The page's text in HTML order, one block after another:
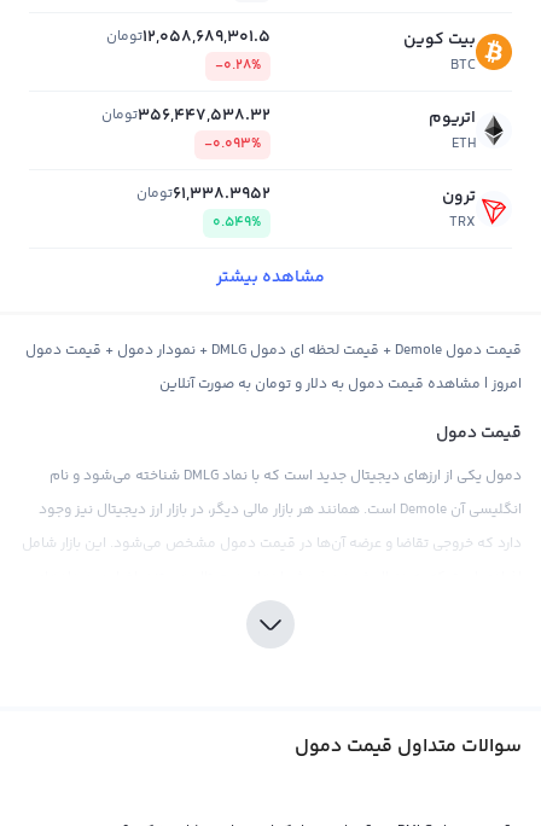
بیت کوین
BTC
12,058,689,301.5تومان
-0.28%
اتریوم
ETH
356,447,538.32تومان
-0.093%
ترون
TRX
61,338.3952تومان
0.549%
مشاهده بیشتر
قیمت دمول Demole + قیمت لحظه ای دمول DMLG + نمودار دمول + قیمت دمول
امروز | مشاهده قیمت دمول به دلار و تومان به صورت آنلاین
قیمت دمول
دمول یکی از ارزهای دیجیتال جدید است که با نماد DMLG شناخته می‌شود و نام
انگلیسی آن Demole است. همانند هر بازار مالی دیگر، در بازار ارز دیجیتال نیز وجود
دارد که خروجی تقاضا و عرضه آن‌ها در قیمت دمول مشخص می‌شود. این بازار شامل
مختلف نیز می‌توانند تاثیر قابل ملاحظه‌ای بر روی نمودار قیمت دمول داشته باشند.
دیجیتال است و معمولا قیمت آن برابر با یک دلار آمریکا محاسبه می‌شود. اما
سوالات متداول قیمت دمول